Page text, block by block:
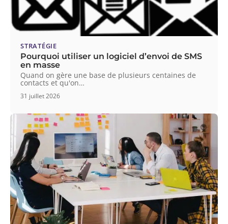
STRATÉGIE
Pourquoi utiliser un logiciel d’envoi de SMS
en masse
Quand on gère une base de plusieurs centaines de
contacts et qu'on…
31 juillet 2026